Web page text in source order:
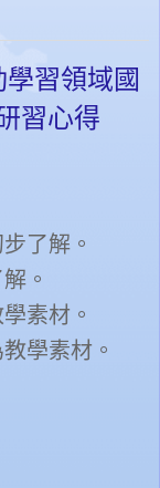
習領域國
習心得
了解。
。
素材。
學素材。